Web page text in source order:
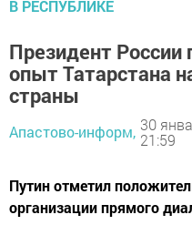
В РЕСПУБЛИКЕ
Президент России
опыт Татарстана
страны
Апастово-информ, 30
21:59
Путин отметил
организации прямого